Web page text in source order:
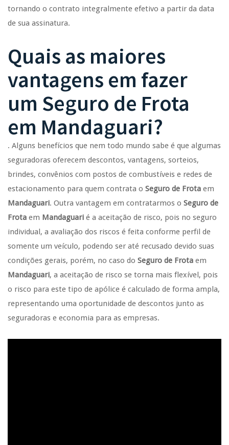
tornando o contrato integralmente efetivo a partir da data
de sua assinatura.
Quais as maiores
vantagens em fazer
um Seguro de Frota
em Mandaguari?
. Alguns benefícios que nem todo mundo sabe é que algumas
seguradoras oferecem descontos, vantagens, sorteios,
brindes, convênios com postos de combustíveis e redes de
estacionamento para quem contrata o Seguro de Frota em
Mandaguari. Outra vantagem em contratarmos o Seguro de
Frota em Mandaguari é a aceitação de risco, pois no seguro
individual, a avaliação dos riscos é feita conforme perfil de
somente um veículo, podendo ser até recusado devido suas
condições gerais, porém, no caso do Seguro de Frota em
Mandaguari, a aceitação de risco se torna mais flexível, pois
o risco para este tipo de apólice é calculado de forma ampla,
representando uma oportunidade de descontos junto as
seguradoras e economia para as empresas.